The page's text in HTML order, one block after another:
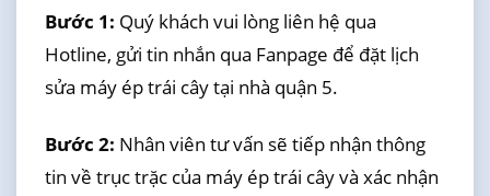
Bước 1: Quý khách vui lòng liên hệ qua
Hotline, gửi tin nhắn qua Fanpage để đặt lịch
sửa máy ép trái cây tại nhà quận 5.
Bước 2: Nhân viên tư vấn sẽ tiếp nhận thông
tin về trục trặc của máy ép trái cây và xác nhận